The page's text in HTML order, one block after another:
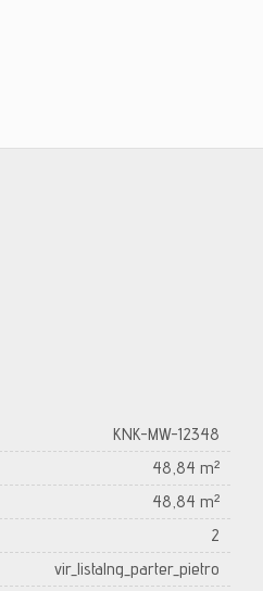
KNK-MW-12348
48,84 m²
48,84 m²
2
vir_listalng_parter_pietro